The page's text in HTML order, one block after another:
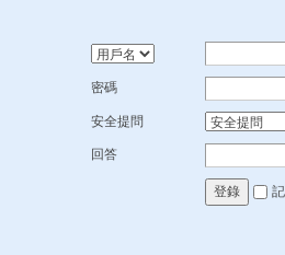
密碼
安全提問
回答
登錄